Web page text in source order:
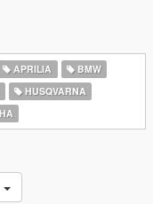
APRILIA
BMW
HUSQVARNA